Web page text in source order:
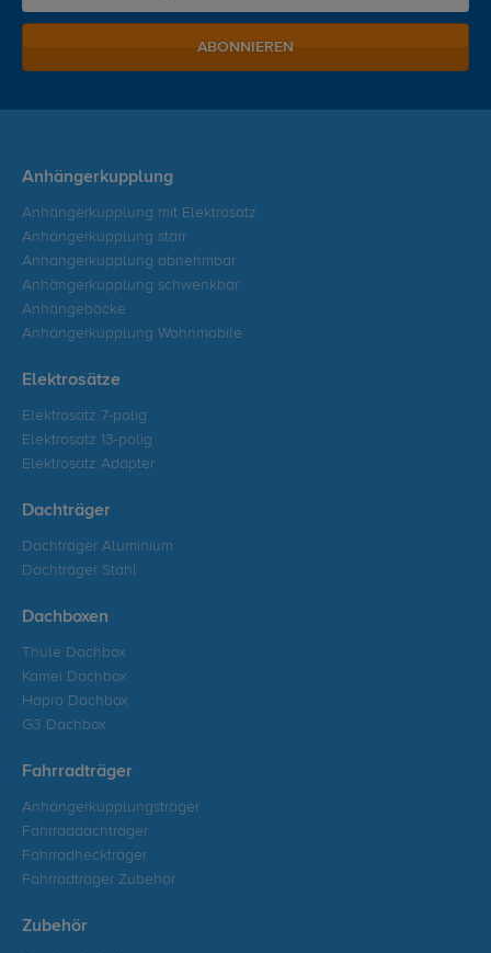
ABONNIEREN
Anhängerkupplung
Anhängerkupplung mit Elektrosatz
Anhängerkupplung starr
Anhängerkupplung abnehmbar
Anhängerkupplung schwenkbar
Anhängeböcke
Anhängerkupplung Wohnmobile
Elektrosätze
Elektrosatz 7-polig
Elektrosatz 13-polig
Elektrosatz Adapter
Dachträger
Dachträger Aluminium
Dachträger Stahl
Dachboxen
Thule Dachbox
Kamei Dachbox
Hapro Dachbox
G3 Dachbox
Fahrradträger
Anhängerkupplungsträger
Fahrraddachträger
Fahrradheckträger
Fahrradträger Zubehör
Zubehör